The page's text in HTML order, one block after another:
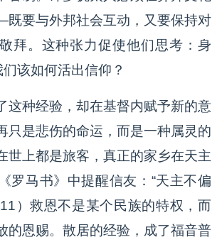
要与外邦社会互动，又要保持对
拜。这种张力促使他们思考：身
们该如何活出信仰？
这种经验，却在基督内赋予新的意
只是悲伤的命运，而是一种属灵的
上都是旅客，真正的家乡在天主
罗马书》中提醒信友：“天主不偏
）救恩不是某个民族的特权，而
的恩赐。散居的经验，成了福音普